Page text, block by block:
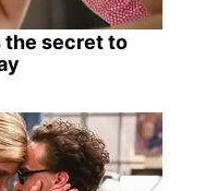
the secret to